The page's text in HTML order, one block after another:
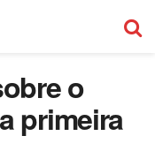
o
primeira